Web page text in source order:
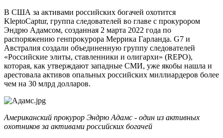
В США за активами российских богачей охотится
KleptoCaptur, группа следователей во главе с прокурором
Эндрю Адамсом, созданная 2 марта 2022 года по
распоряжению генпрокурора Меррика Гарланда. G7 и
Австралия создали объединенную группу следователей
«Российские элиты, ставленники и олигархи» (REPO),
которая, как утверждают западные СМИ, уже якобы нашла и
арестовала активов опальных российских миллиардеров более
чем на 30 млрд долларов.
Американский прокурор Эндрю Адамс - один из активных
охотников за активами российских богачей